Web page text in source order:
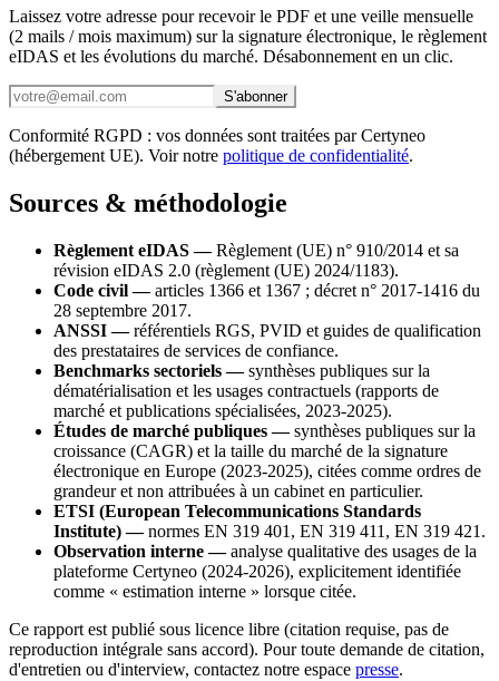
Laissez votre adresse pour recevoir le PDF et une veille mensuelle
(2 mails / mois maximum) sur la signature électronique, le règlement
eIDAS et les évolutions du marché. Désabonnement en un clic.
S'abonner
Conformité RGPD : vos données sont traitées par Certyneo
(hébergement UE). Voir notre politique de confidentialité.
Sources & méthodologie
Règlement eIDAS —Règlement (UE) n° 910/2014 et sa
révision eIDAS 2.0 (règlement (UE) 2024/1183).
Code civil —articles 1366 et 1367 ; décret n° 2017-1416 du
28 septembre 2017.
ANSSI —référentiels RGS, PVID et guides de qualification
des prestataires de services de confiance.
Benchmarks sectoriels —synthèses publiques sur la
dématérialisation et les usages contractuels (rapports de
marché et publications spécialisées, 2023-2025).
Études de marché publiques —synthèses publiques sur la
croissance (CAGR) et la taille du marché de la signature
électronique en Europe (2023-2025), citées comme ordres de
grandeur et non attribuées à un cabinet en particulier.
ETSI (European Telecommunications Standards
Institute) —normes EN 319 401, EN 319 411, EN 319 421.
Observation interne —analyse qualitative des usages de la
plateforme Certyneo (2024-2026), explicitement identifiée
comme « estimation interne » lorsque citée.
Ce rapport est publié sous licence libre (citation requise, pas de
reproduction intégrale sans accord). Pour toute demande de citation,
d'entretien ou d'interview, contactez notre espace presse.